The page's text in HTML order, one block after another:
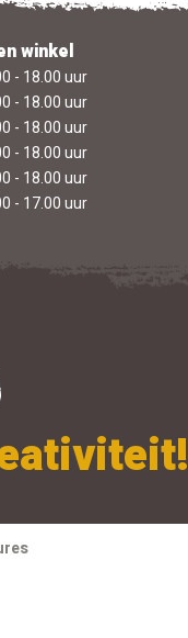
winkel
- 18.00 uur
- 18.00 uur
- 18.00 uur
- 18.00 uur
- 18.00 uur
- 17.00 uur